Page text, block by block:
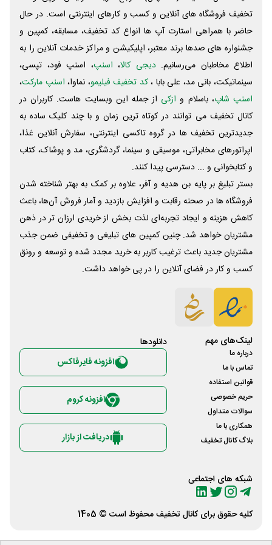
تخفیف فروشگاه های آنلاین و کسب و‌ کارهای اینترنتی است. در حال
حاضر با همراهی استارت آپ ها انواع کد تخفیف، مسابقه، کمپین و
جشنواره های صدها برند معتبر، اپلیکیشن و مراکز خدمات آنلاین را به
اطلاع مخاطبان می‌رسانیم. دیجی کالا، اسنپ، اسنپ فود، تپسی،
سینماتیکت، بانی مد، علی‌ بابا ،کد تخفیف فیلیمو، نماوا، اسنپ مارکت،
اسنپ شاپ، باسلام و ازکی از جمله این وبسایت ‌هاست. کاربران در
کانال تخفیف می توانند در کوتاه ترین زمان و با چند کلیک ساده به
جدیدترین تخفیف ها در گروه تاکسی اینترنتی، سفارش آنلاین غذا،
اپراتورهای مخابراتی، موسیقی و سینما، گردشگری، مد و پوشاک، کتاب
و کتابخوانی و ... دسترسی پیدا کنند.
بستر تبلیغ بر پایه بن هدیه و آفر، علاوه بر کمک به بهتر شناخته شدن
فروشگاه ها در صحنه رقابت و افزایش بازدید و آمار فروش آن‌ها، باعث
کاهش هزینه و ایجاد تجربه‌ای لذت بخش از خریدی ارزان تر در ذهن
مشتریان خواهد شد. چنین کمپین های تبلیغی و تخفیفی ضمن جذب
مشتریان جدید باعث ترغیب کاربر به خرید مجدد شده و توسعه و رونق
کسب و کار در فضای آنلاین را در پی خواهد داشت.
لینک‌های مهم
درباره ما
تماس با ما
قوانین استفاده
حریم خصوصی
سوالات متداول
همکاری با ما
بلاگ کانال تخفیف
شبکه های اجتماعی
دانلود‌ها
افزونه فایرفاکس
افزونه کروم
دریافت از بازار
کلیه حقوق برای کانال تخفیفمحفوظ است © 1405